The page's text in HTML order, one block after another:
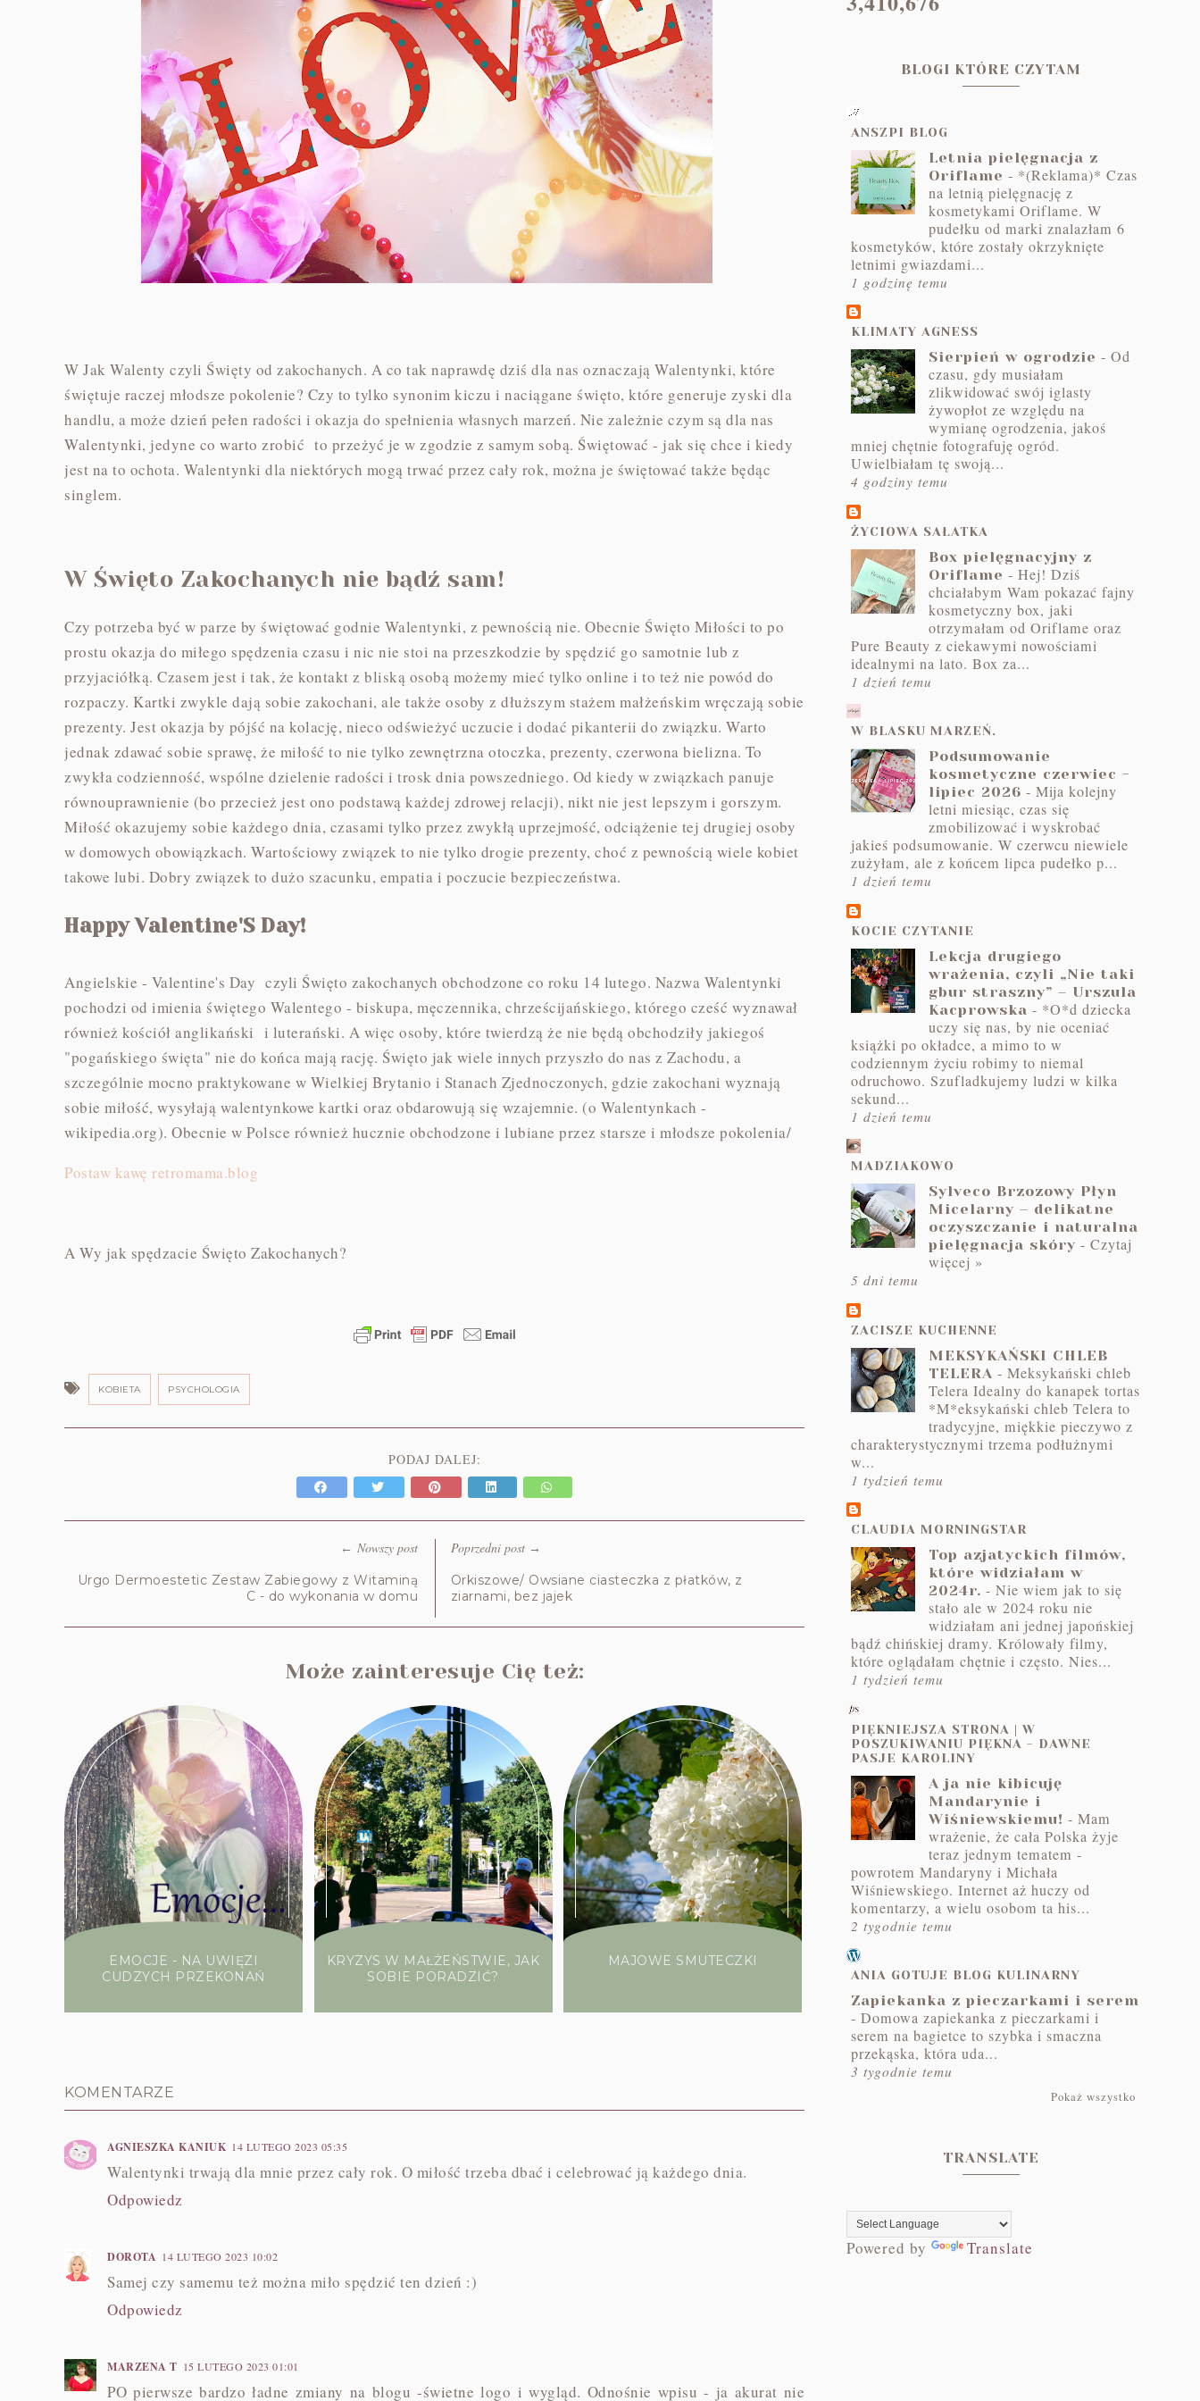
W Jak Walenty czyli Święty od zakochanych. A co tak naprawdę dziś dla nas oznaczają Walentynki, które
świętuje raczej młodsze pokolenie? Czy to tylko synonim kiczu i naciągane święto, które generuje zyski dla
handlu, a może dzień pełen radości i okazja do spełnienia własnych marzeń. Nie zależnie czym są dla nas
Walentynki, jedyne co warto zrobić to przeżyć je w zgodzie z samym sobą. Świętować - jak się chce i kiedy
jest na to ochota. Walentynki dla niektórych mogą trwać przez cały rok, można je świętować także będąc
singlem.
W Święto Zakochanych nie bądź sam!
Czy potrzeba być w parze by świętować godnie Walentynki, z pewnością nie. Obecnie Święto Miłości to po
prostu okazja do miłego spędzenia czasu i nic nie stoi na przeszkodzie by spędzić go samotnie lub z
przyjaciółką. Czasem jest i tak, że kontakt z bliską osobą możemy mieć tylko online i to też nie powód do
rozpaczy. Kartki zwykle dają sobie zakochani, ale także osoby z dłuższym stażem małżeńskim wręczają sobie
prezenty. Jest okazja by pójść na kolację, nieco odświeżyć uczucie i dodać pikanterii do związku. Warto
jednak zdawać sobie sprawę, że miłość to nie tylko zewnętrzna otoczka, prezenty, czerwona bielizna. To
zwykła codzienność, wspólne dzielenie radości i trosk dnia powszedniego. Od kiedy w związkach panuje
równouprawnienie (bo przecież jest ono podstawą każdej zdrowej relacji), nikt nie jest lepszym i gorszym.
Miłość okazujemy sobie każdego dnia, czasami tylko przez zwykłą uprzejmość, odciążenie tej drugiej osoby
w domowych obowiązkach. Wartościowy związek to nie tylko drogie prezenty, choć z pewnością wiele kobiet
takowe lubi. Dobry związek to dużo szacunku, empatia i poczucie bezpieczeństwa.
Happy Valentine'S Day!
Angielskie - Valentine's Day czyli Święto zakochanych obchodzone co roku 14 lutego. Nazwa Walentynki
pochodzi od imienia świętego Walentego - biskupa, męczennika, chrześcijańskiego, którego cześć wyznawał
również kościół anglikański i luterański. A więc osoby, które twierdzą że nie będą obchodziły jakiegoś
"pogańskiego święta" nie do końca mają rację. Święto jak wiele innych przyszło do nas z Zachodu, a
szczególnie mocno praktykowane w Wielkiej Brytanio i Stanach Zjednoczonych, gdzie zakochani wyznają
sobie miłość, wysyłają walentynkowe kartki oraz obdarowują się wzajemnie. (o Walentynkach -
wikipedia.org). Obecnie w Polsce również hucznie obchodzone i lubiane przez starsze i młodsze pokolenia/
Postaw kawę retromama.blog
A Wy jak spędzacie Święto Zakochanych?
KOBIETA PSYCHOLOGIA
PODAJ DALEJ:
←Nowszy post
Urgo Dermoestetic Zestaw Zabiegowy z Witaminą
C - do wykonania w domu
Poprzedni post→
Orkiszowe/ Owsiane ciasteczka z płatków, z
ziarnami, bez jajek
Może zainteresuje Cię też:
EMOCJE - NA UWIĘZI
CUDZYCH PRZEKONAŃ
KRYZYS W MAŁŻEŃSTWIE, JAK
SOBIE PORADZIĆ?
MAJOWE SMUTECZKI
KOMENTARZE
AGNIESZKA KANIUK 14 LUTEGO 2023 05:35
Walentynki trwają dla mnie przez cały rok. O miłość trzeba dbać i celebrować ją każdego dnia.
Odpowiedz
DOROTA 14 LUTEGO 2023 10:02
Samej czy samemu też można miło spędzić ten dzień :)
Odpowiedz
MARZENA T 15 LUTEGO 2023 01:01
PO pierwsze bardzo ładne zmiany na blogu -świetne logo i wygląd. Odnośnie wpisu - ja akurat nie
BLOGI KTÓRE CZYTAM
ANSZPI BLOG
Letnia pielęgnacja z
Oriflame - *(Reklama)* Czas
na letnią pielęgnację z
kosmetykami Oriflame. W
pudełku od marki znalazłam 6
kosmetyków, które zostały okrzyknięte
letnimi gwiazdami...
1 godzinę temu
KLIMATY AGNESS
Sierpień w ogrodzie - Od
czasu, gdy musiałam
zlikwidować swój iglasty
żywopłot ze względu na
wymianę ogrodzenia, jakoś
mniej chętnie fotografuję ogród.
Uwielbiałam tę swoją...
4 godziny temu
ŻYCIOWA SAŁATKA
Box pielęgnacyjny z
Oriflame - Hej! Dziś
chciałabym Wam pokazać fajny
kosmetyczny box, jaki
otrzymałam od Oriflame oraz
Pure Beauty z ciekawymi nowościami
idealnymi na lato. Box za...
1 dzień temu
W BLASKU MARZEŃ.
Podsumowanie
kosmetyczne czerwiec -
lipiec 2026 - Mija kolejny
letni miesiąc, czas się
zmobilizować i wyskrobać
jakieś podsumowanie. W czerwcu niewiele
zużyłam, ale z końcem lipca pudełko p...
1 dzień temu
KOCIE CZYTANIE
Lekcja drugiego
wrażenia, czyli „Nie taki
gbur straszny” – Urszula
Kacprowska - *O*d dziecka
uczy się nas, by nie oceniać
książki po okładce, a mimo to w
codziennym życiu robimy to niemal
odruchowo. Szufladkujemy ludzi w kilka
sekund...
1 dzień temu
MADZIAKOWO
Sylveco Brzozowy Płyn
Micelarny – delikatne
oczyszczanie i naturalna
pielęgnacja skóry - Czytaj
więcej »
5 dni temu
ZACISZE KUCHENNE
MEKSYKAŃSKI CHLEB
TELERA - Meksykański chleb
Telera Idealny do kanapek tortas
*M*eksykański chleb Telera to
tradycyjne, miękkie pieczywo z
charakterystycznymi trzema podłużnymi
w...
1 tydzień temu
CLAUDIA MORNINGSTAR
Top azjatyckich filmów,
które widziałam w
2024r. - Nie wiem jak to się
stało ale w 2024 roku nie
widziałam ani jednej japońskiej
bądź chińskiej dramy. Królowały filmy,
które oglądałam chętnie i często. Nies...
1 tydzień temu
PIĘKNIEJSZA STRONA | W
POSZUKIWANIU PIĘKNA - DAWNE
PASJE KAROLINY
A ja nie kibicuję
Mandarynie i
Wiśniewskiemu! - Mam
wrażenie, że cała Polska żyje
teraz jednym tematem -
powrotem Mandaryny i Michała
Wiśniewskiego. Internet aż huczy od
komentarzy, a wielu osobom ta his...
2 tygodnie temu
ANIA GOTUJE BLOG KULINARNY
Zapiekanka z pieczarkami i serem
- Domowa zapiekanka z pieczarkami i
serem na bagietce to szybka i smaczna
przekąska, która uda...
3 tygodnie temu
Pokaż wszystko
TRANSLATE
Powered by Translate